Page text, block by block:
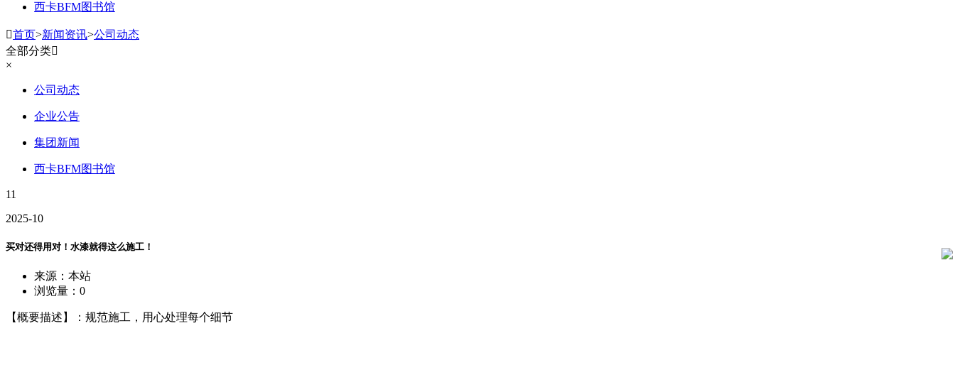
西卡BFM图书馆
首页>新闻资讯>公司动态
全部分类
×
公司动态
企业公告
集团新闻
西卡BFM图书馆
11
2025-10
买对还得用对！水漆就得这么施工！
来源：本站
浏览量： 0
【概要描述】：规范施工，用心处理每个细节